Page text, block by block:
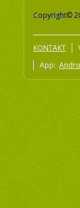
Copyright©
KONTAKT
App: